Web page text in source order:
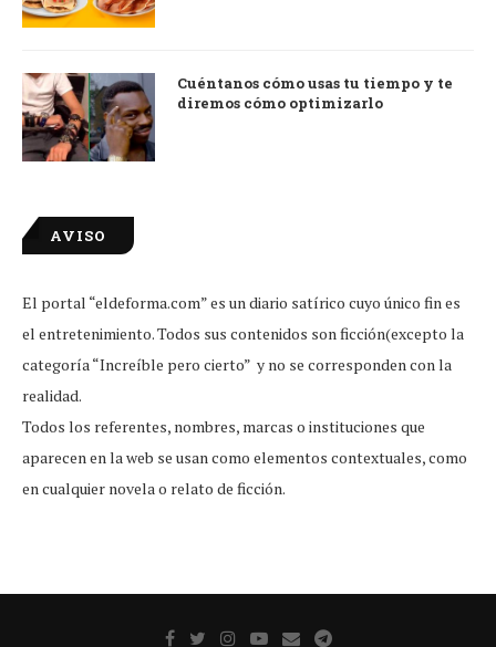
Cuéntanos cómo usas tu tiempo y te
diremos cómo optimizarlo
AVISO
El portal “eldeforma.com” es un diario satírico cuyo único fin es
el entretenimiento. Todos sus contenidos son ficción(excepto la
categoría “Increíble pero cierto” y no se corresponden con la
realidad.
Todos los referentes, nombres, marcas o instituciones que
aparecen en la web se usan como elementos contextuales, como
en cualquier novela o relato de ficción.